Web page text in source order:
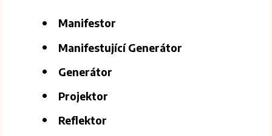
Manifestor
Manifestující Generátor
Generátor
Projektor
Reflektor